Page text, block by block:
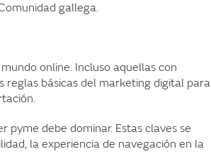
gallega.
online. Incluso aquellas con
reglas básicas del marketing digital para
pyme debe dominar. Estas claves se
la experiencia de navegación en la